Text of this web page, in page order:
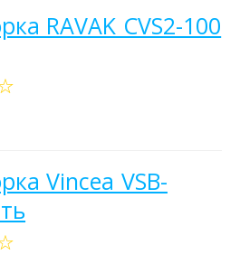
RAVAK CVS2-100
Vincea VSB-